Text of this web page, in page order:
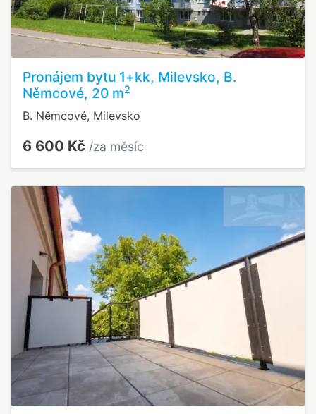
Pronájem bytu 1+kk, Milevsko, B.
Němcové, 20 m2
B. Němcové, Milevsko
6 600 Kč /za měsíc